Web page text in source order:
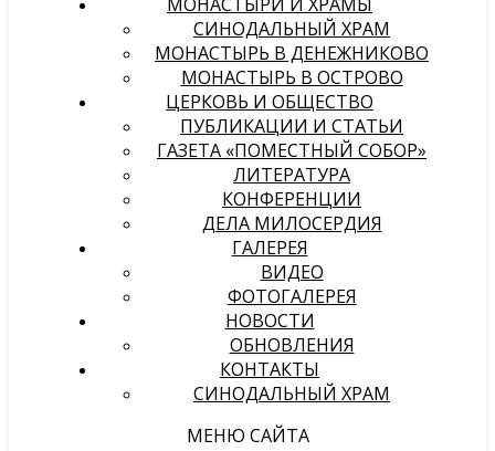
СИНОДАЛЬНЫЙ ХРАМ
МОНАСТЫРЬ В ДЕНЕЖНИКОВО
МОНАСТЫРЬ В ОСТРОВО
ЦЕРКОВЬ И ОБЩЕСТВО
ПУБЛИКАЦИИ И СТАТЬИ
ГАЗЕТА «ПОМЕСТНЫЙ СОБОР»
ЛИТЕРАТУРА
КОНФЕРЕНЦИИ
ДЕЛА МИЛОСЕРДИЯ
ГАЛЕРЕЯ
ВИДЕО
ФОТОГАЛЕРЕЯ
НОВОСТИ
ОБНОВЛЕНИЯ
КОНТАКТЫ
СИНОДАЛЬНЫЙ ХРАМ
МЕНЮ САЙТА